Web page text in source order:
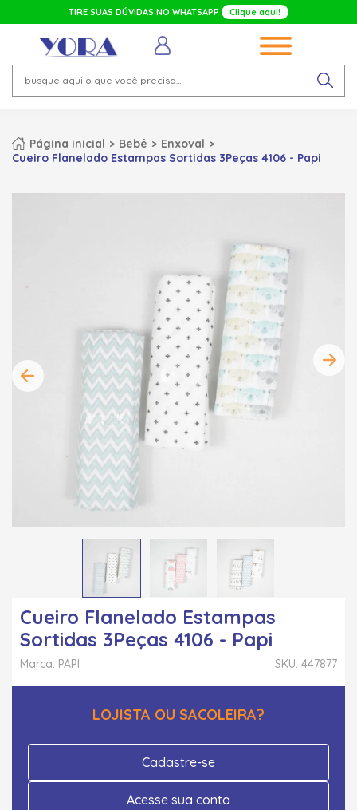
TIRE SUAS DÚVIDAS NO WHATSAPP Clique aqui!
Página inicial Bebê
Enxoval
Cueiro Flanelado Estampas Sortidas 3Peças 4106 - Papi
Cueiro Flanelado Estampas
Sortidas 3Peças 4106 - Papi
SKU: 447877
Marca: PAPI
LOJISTA OU SACOLEIRA?
Cadastre-se
Acesse sua conta